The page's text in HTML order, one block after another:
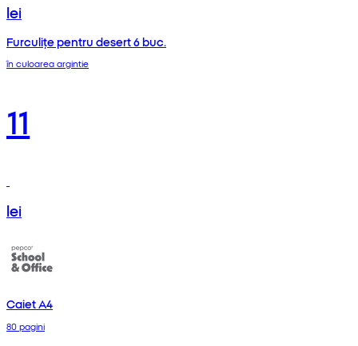
lei
Furculițe pentru desert 6 buc.
în culoarea argintie
11
lei
Caiet A4
80 pagini